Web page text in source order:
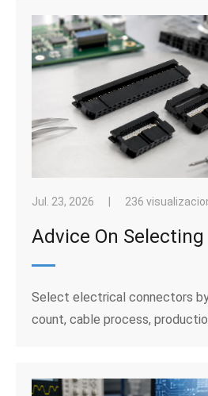
Jul. 23, 2026 236
Select electrical connectors
count, cable process,